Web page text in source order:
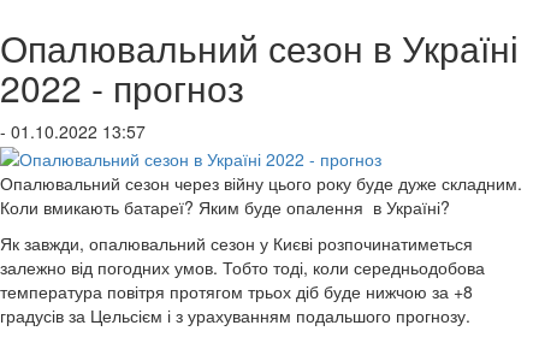
Опалювальний сезон в Україні
2022 - прогноз
- 01.10.2022 13:57
Опалювальний сезон через війну цього року буде дуже складним.
Коли вмикають батареї? Яким буде опалення в Україні?
Як завжди, опалювальний сезон у Києві розпочинатиметься
залежно від погодних умов. Тобто тоді, коли середньодобова
температура повітря протягом трьох діб буде нижчою за +8
градусів за Цельсієм і з урахуванням подальшого прогнозу.